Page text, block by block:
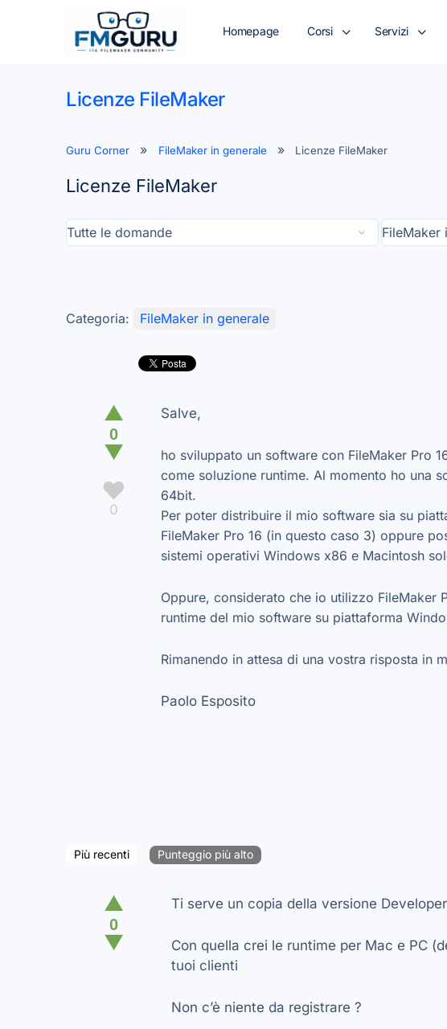
Homepage Corsi Servizi
Licenze FileMaker
Guru Corner FileMaker in generale Licenze FileMaker
Licenze FileMaker
Categoria: FileMaker in generale
▲
0
▼
♥
0
Salve,
ho sviluppato un software con FileMaker Pro
come soluzione runtime. Al momento ho una
64bit.
Per poter distribuire il mio software sia su
FileMaker Pro 16 (in questo caso 3) oppure
sistemi operativi Windows x86 e Macintosh
Oppure, considerato che io utilizzo FileMaker
runtime del mio software su piattaforma
Rimanendo in attesa di una vostra risposta in
Paolo Esposito
Più recenti Punteggio più alto
▲
0
▼
Ti serve un copia della versione
Con quella crei le runtime per Mac e PC
tuoi clienti
Non c’è niente da registrare ?